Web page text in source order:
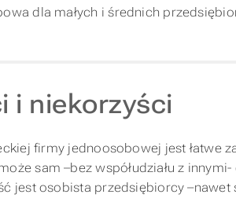
dla małych i średnich
i niekorzyści
firmy jednoosobowej jest łatwe
sam –bez współudziału z
jest osobista przedsiębiorcy